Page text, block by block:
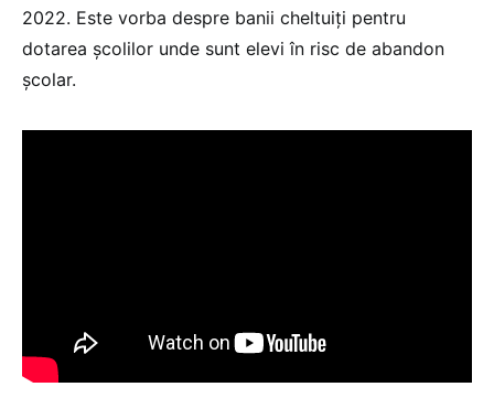
2022. Este vorba despre banii cheltuiți pentru
dotarea școlilor unde sunt elevi în risc de abandon
școlar.